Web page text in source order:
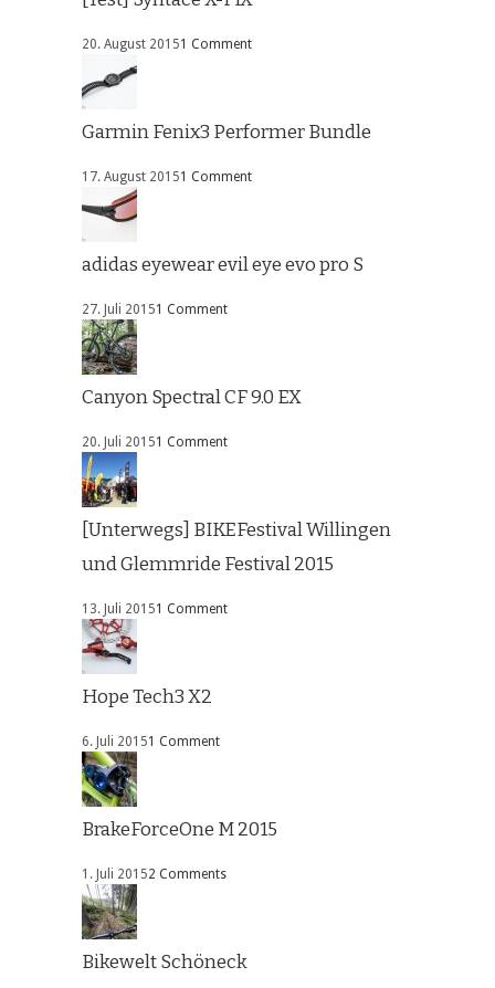
20. August 20151 Comment
Garmin Fenix3 Performer Bundle
17. August 20151 Comment
adidas eyewear evil eye evo pro S
27. Juli 20151 Comment
Canyon Spectral CF 9.0 EX
20. Juli 20151 Comment
[Unterwegs] BIKEFestival Willingen
und Glemmride Festival 2015
13. Juli 20151 Comment
Hope Tech3 X2
6. Juli 20151 Comment
BrakeForceOne M 2015
1. Juli 20152 Comments
Bikewelt Schöneck